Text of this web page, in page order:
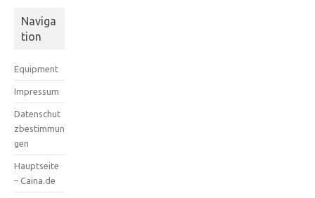
Naviga
tion
Equipment
Impressum
Datenschut
zbestimmun
gen
Hauptseite
– Caina.de